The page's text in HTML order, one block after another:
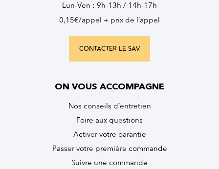
Lun-Ven : 9h-13h / 14h-17h
0,15€/appel + prix de l’appel
CONTACTER LE SAV
ON VOUS ACCOMPAGNE
Nos conseils d’entretien
Foire aux questions
Activer votre garantie
Passer votre première commande
Suivre une commande